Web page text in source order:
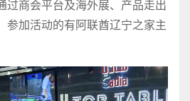
过商会平台及海外展、产品走出
参加活动的有阿联酋辽宁之家主